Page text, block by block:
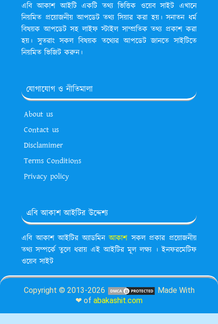
এবি আকাশ আইটি একটি তথ্য ভিত্তিক ওয়েব সাইট এখানে
নিয়মিত প্রয়োজনীয় আপডেট তথ্য সিয়ার করা হয়। সনাতন ধর্ম
বিষয়ক আপডেট সহ লাইফ স্টাইল সাম্প্রতিক তথ্য প্রকাশ করা
হয়। সুতরাং সকল বিষয়ক তথ্যের আপডেট জানতে সাইটিতে
নিয়মিত ভিজিট করুন।
যোগাযোগ ও নীতিমালা
About us
Contact us
Disclamimer
Terms Conditions
Privacy policy
এবি আকাশ আইটির উদ্দেশ্য
এবি আকাশ আইটির অ্যাডমিনআকাশসকল প্রকার প্রয়োজনীয়
তথ্য সম্পর্কে তুলে ধরায় এই আইটির মূল লক্ষ্য । ইনফরমেটিফ
ওয়েব সাইট
Copyright © 2013-2026
Made With
❤ of abakashit.com